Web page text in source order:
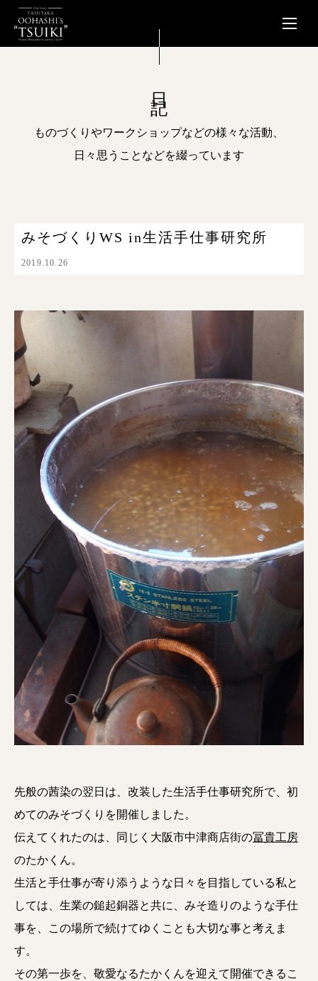
ものづくりやワークショップなどの様々な活動、
日々思うことなどを綴っています
みそづくりWS in生活手仕事研究所
2019.10.26
先般の茜染の翌日は、改装した生活手仕事研究所で、初
めてのみそづくりを開催しました。
伝えてくれたのは、同じく大阪市中津商店街の冨貴工房
のたかくん。
生活と手仕事が寄り添うような日々を目指している私と
しては、生業の鎚起銅器と共に、みそ造りのような手仕
事を、この場所で続けてゆくことも大切な事と考えま
す。
その第一歩を、敬愛なるたかくんを迎えて開催できるこ